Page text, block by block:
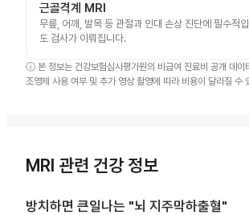
근골격계 MRI
무릎, 어깨, 발목 등 관절과 인대 손상 진단에 필수적
도 검사가 이뤄집니다.
ⓘ 본 정보는 건강보험심사평가원의 비급여 진료비 공개 데이
조영제 사용 여부 및 추가 영상 촬영에 따라 비용이 달라질 수
MRI 관련 건강 정보
방치하면 큰일나는 "뇌 지주막하출혈"